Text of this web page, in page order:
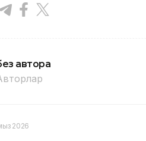
автора
2026